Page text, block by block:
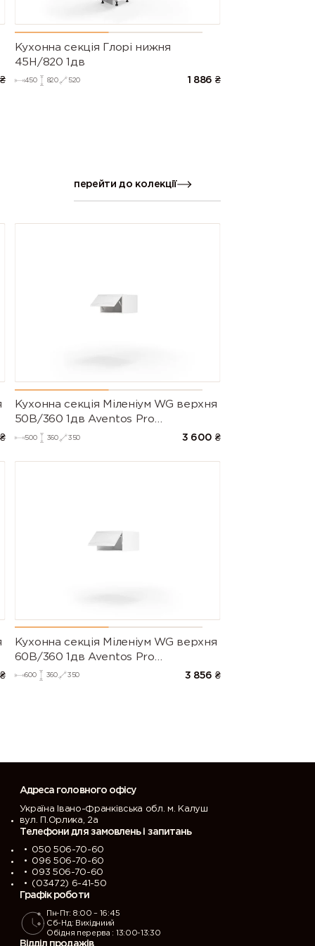
₴
Кухонна секція Глорі нижня
45Н/820 1дв
450 820 520 1 886 ₴
перейти до колекції
₴
Кухонна секція Міленіум WG верхня
50В/360 1дв Aventos Pro
Blum(Білий/Глянець Білий)
500 360 350 3 600 ₴
₴
Кухонна секція Міленіум WG верхня
60В/360 1дв Aventos Pro
Blum(Білий/Глянець Білий (Серія М))
600 360 350 3 856 ₴
Адреса головного офісу
Україна Івано-Франківська обл. м. Калуш
вул. П.Орлика, 2а
Телефони для замовлень і запитань
050 506-70-60
096 506-70-60
093 506-70-60
(03472) 6-41-50
Графік роботи
Пн-Пт: 8:00 – 16:45
Сб-Нд: Вихідниий
Обідня перерва : 13:00-13:30
Відділ продажів